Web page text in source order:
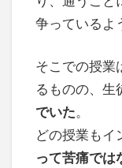
争っているよ
そこでの授業
るものの、生
でいた。
どの授業もイ
って苦痛では